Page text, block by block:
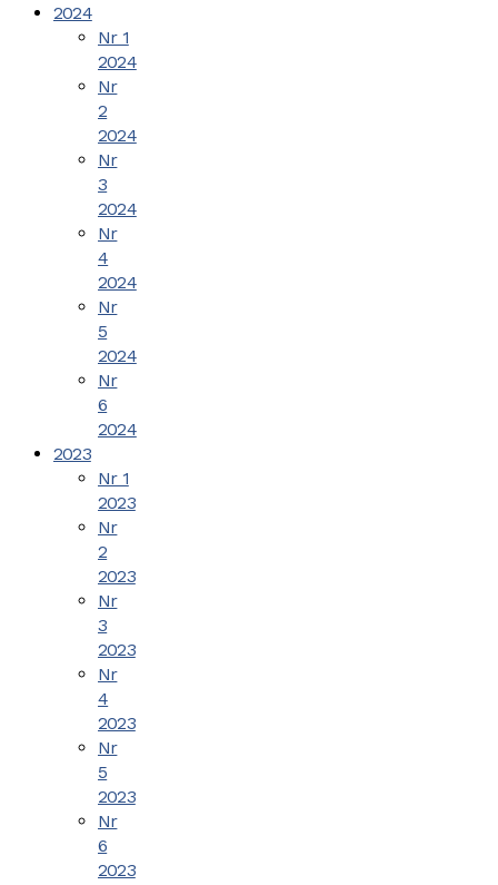
2024
Nr 1
2024
Nr
2
2024
Nr
3
2024
Nr
4
2024
Nr
5
2024
Nr
6
2024
2023
Nr 1
2023
Nr
2
2023
Nr
3
2023
Nr
4
2023
Nr
5
2023
Nr
6
2023